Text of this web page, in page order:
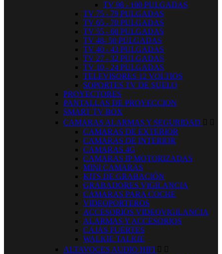
TV 98 - 100 PULGADAS
TV 75 - 79 PULGADAS
TV 65 - 70 PULGADAS
TV 55 - 60 PULGADAS
TV 48- 50 PULGADAS
TV 40 - 43 PULGADAS
TV 27 - 32 PULGADAS
TV 10 - 24 PULGADAS
TELEVISORES 12 VOLTIOS
SOPORTES TV DE SUELO
PROYECTORES
PANTALLAS DE PROYECCION
SMART TV BOX
CAMARAS ALARMAS Y SEGURIDAD  
CAMARAS DE EXTERIOR
CAMARAS DE INTERIOR
CAMARAS 4G
CAMARAS IP MOTORIZADAS
MINI CAMARAS
KITS DE GRABACIÓN
GRABADORES VIGILANCIA
CAMARAS PARA COCHE
VIDEOPORTEROS
ACCESORIOS VIDEOVIGILANCIA
ALARMAS Y ACCESORIOS
CAJAS FUERTES
WALKIE TALKIE
ALTAVOCES AUDIO HIFI  